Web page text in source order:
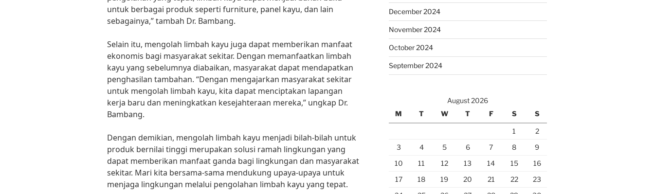
untuk berbagai produk seperti furniture, panel kayu, dan lain
sebagainya,” tambah Dr. Bambang.
Selain itu, mengolah limbah kayu juga dapat memberikan manfaat
ekonomis bagi masyarakat sekitar. Dengan memanfaatkan limbah
kayu yang sebelumnya diabaikan, masyarakat dapat mendapatkan
penghasilan tambahan. “Dengan mengajarkan masyarakat sekitar
untuk mengolah limbah kayu, kita dapat menciptakan lapangan
kerja baru dan meningkatkan kesejahteraan mereka,” ungkap Dr.
Bambang.
Dengan demikian, mengolah limbah kayu menjadi bilah-bilah untuk
produk bernilai tinggi merupakan solusi ramah lingkungan yang
dapat memberikan manfaat ganda bagi lingkungan dan masyarakat
sekitar. Mari kita bersama-sama mendukung upaya-upaya untuk
menjaga lingkungan melalui pengolahan limbah kayu yang tepat.
December 2024
November 2024
October 2024
September 2024
August 2026
M
T W T F S S
1
2
3
4 5 6 7 8
9
10
11 12 13 14 15
16
17
18 19 20 21 22
23